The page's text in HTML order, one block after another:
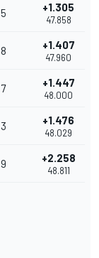
5 +1.305
47.858
8 +1.407
47.960
7 +1.447
48.000
3 +1.476
48.029
9 +2.258
48.811